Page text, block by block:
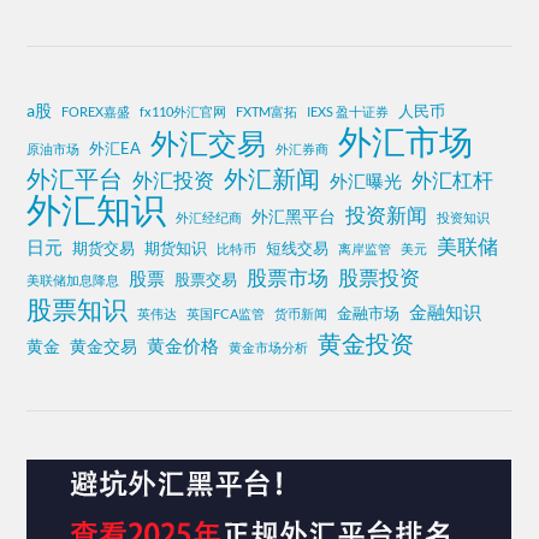
a股 FOREX嘉盛 fx110外汇官网 FXTM富拓 IEXS 盈十证券 人民币
原油市场 外汇EA 外汇交易 外汇券商 外汇市场
外汇平台 外汇投资 外汇新闻 外汇曝光 外汇杠杆
外汇知识 外汇经纪商 外汇黑平台 投资新闻 投资知识
日元 期货交易 期货知识 比特币 短线交易 离岸监管 美元 美联储
美联储加息降息 股票 股票交易 股票市场 股票投资
股票知识 英伟达 英国FCA监管 货币新闻 金融市场 金融知识
黄金 黄金交易 黄金价格 黄金市场分析 黄金投资